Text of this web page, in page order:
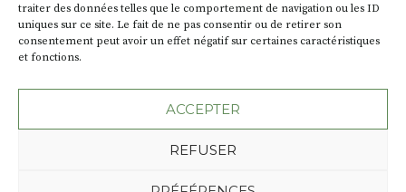
traiter des données telles que le comportement de navigation ou les ID
uniques sur ce site. Le fait de ne pas consentir ou de retirer son
consentement peut avoir un effet négatif sur certaines caractéristiques
et fonctions.
ACCEPTER
REFUSER
Plan du site